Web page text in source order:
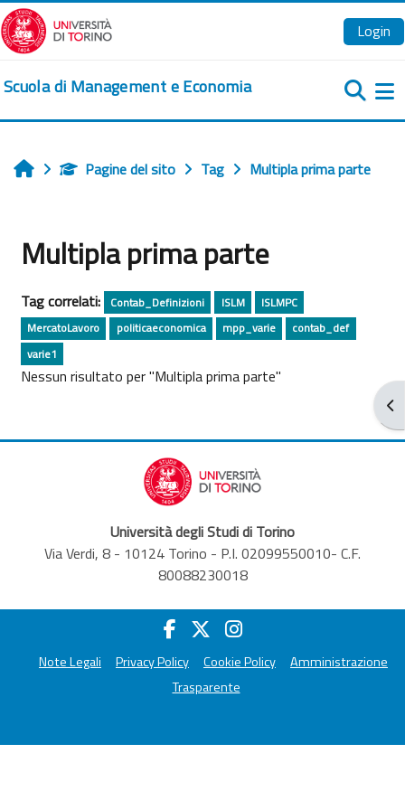
Vai al contenuto principale
Login
Scuola di Management e Economia
HomePagine del sito Tag Multipla prima parte
Multipla prima parte
Tag correlati: Contab_Definizioni ISLM
ISLMPC
MercatoLavoro
politicaeconomica mpp_varie
contab_def
varie1
Nessun risultato per "Multipla prima parte"
Università degli Studi di Torino
Via Verdi, 8 - 10124 Torino - P.I. 02099550010- C.F.
80088230018
Note Legali Privacy Policy Cookie Policy
Amministrazione
Trasparente